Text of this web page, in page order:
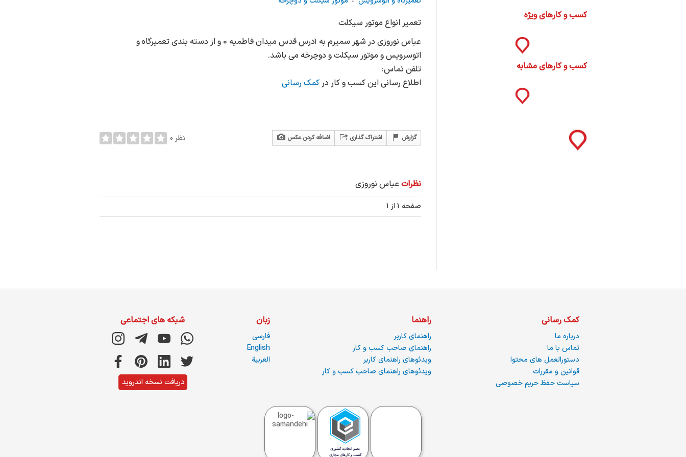
تعمیر انواع موتور سیکلت
عباس نوروزی در شهر سمیرم به آدرس قدس میدان فاطمیه 0 و از دسته بندی تعمیرگاه و
اتوسرویس و موتور سیکلت و دوچرخه می باشد.
تلفن تماس:
اطلاع رسانی این کسب و کار درکمک رسانی
اضافه کردن عکس اشتراک گذاری گزارش 0 نظر
نظراتعباس نوروزی
صفحه 1 از 1
کسب و کارهای ویژه
کسب و کارهای مشابه
کمک رسانی
درباره ما
تماس با ما
دستورالعمل های محتوا
قوانین و مقررات
سیاست حفظ حریم خصوصی
راهنما
راهنمای کاربر
راهنمای صاحب کسب و کار
ویدئوهای راهنمای کاربر
ویدئوهای راهنمای صاحب کسب و کار
زبان
فارسی
English
العربية
شبکه های اجتماعی
دریافت نسخه اندروید